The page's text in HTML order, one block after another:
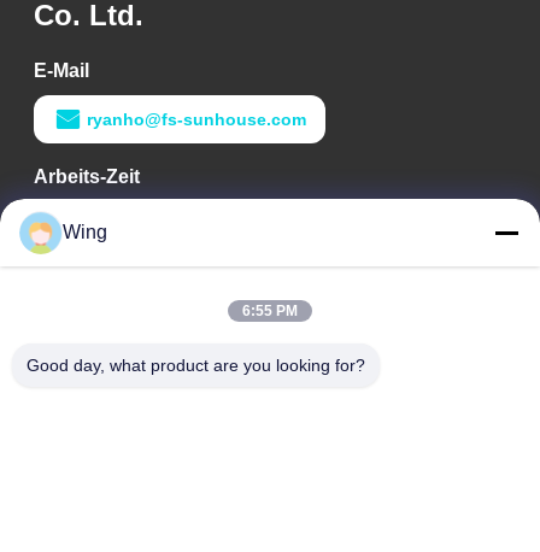
Co. Ltd.
E-Mail
ryanho@fs-sunhouse.com
Arbeits-Zeit
9:00-18:00
Unsere Adresse
Adresse des Unternehmens
Nanhai-Bezirk, Foshan-Stadt
Wing
6:55 PM
Good day, what product are you looking for?